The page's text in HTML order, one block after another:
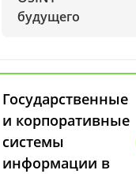
будущего
Государственные
и корпоративные
системы
информации в